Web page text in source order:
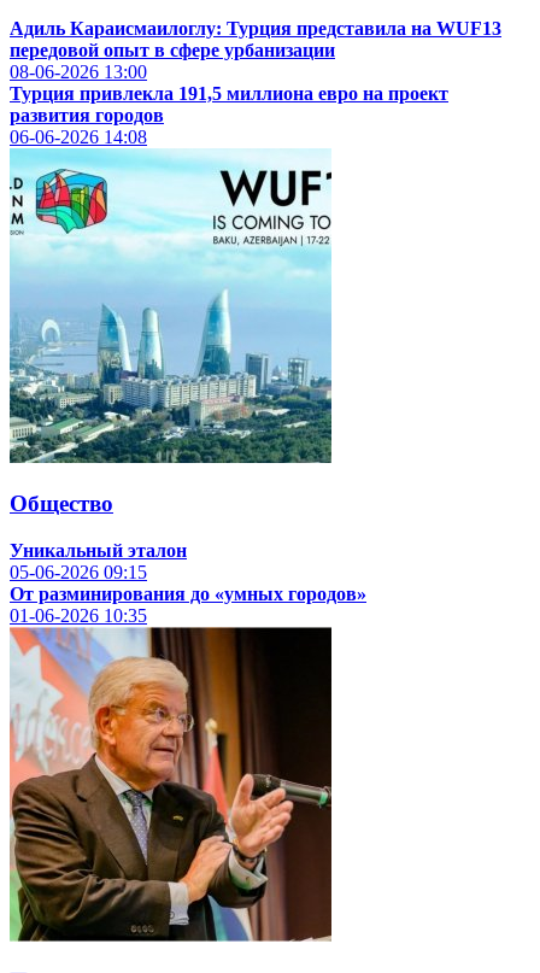
Адиль Караисмаилоглу: Турция представила на WUF13
передовой опыт в сфере урбанизации
08-06-2026 13:00
Турция привлекла 191,5 миллиона евро на проект
развития городов
06-06-2026 14:08
Общество
Уникальный эталон
05-06-2026 09:15
От разминирования до «умных городов»
01-06-2026 10:35